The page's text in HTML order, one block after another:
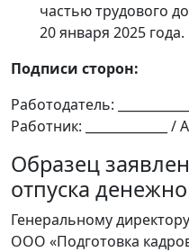
частью трудового
20 января 2025 года.
Подписи сторон:
Работодатель:
Работник: _____________
Образец
отпуска
Генеральному директору
ООО «Подготовка